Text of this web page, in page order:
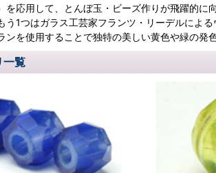
を応用して、とんぼ玉・ビーズ作りが飛躍的に向
1つはガラス工芸家フランツ・リーデルによる
ンを使用することで独特の美しい黄色や緑の発
一覧